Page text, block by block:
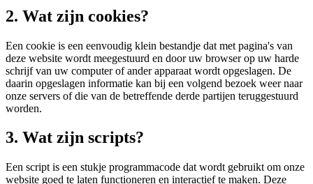
2. Wat zijn cookies?
Een cookie is een eenvoudig klein bestandje dat met pagina's van
deze website wordt meegestuurd en door uw browser op uw harde
schrijf van uw computer of ander apparaat wordt opgeslagen. De
daarin opgeslagen informatie kan bij een volgend bezoek weer naar
onze servers of die van de betreffende derde partijen teruggestuurd
worden.
3. Wat zijn scripts?
Een script is een stukje programmacode dat wordt gebruikt om onze
website goed te laten functioneren en interactief te maken. Deze